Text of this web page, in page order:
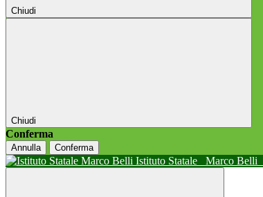
Chiudi
Chiudi
Conferma
Annulla Conferma
Istituto Statale Marco Belli